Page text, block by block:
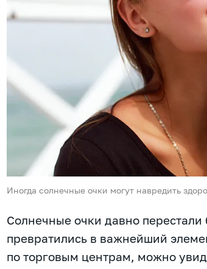
Иногда солнечные очки могут навредить
Солнечные очки давно
превратились в важнейший
по торговым центрам, можно